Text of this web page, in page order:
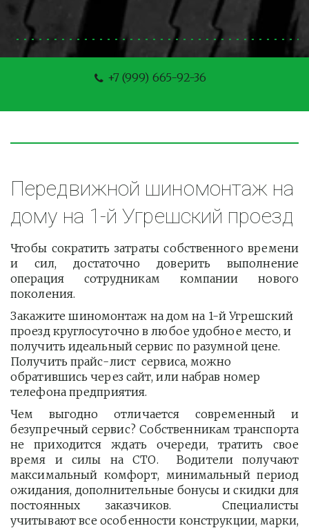
+7 (999) 665-92-36
Передвижной шиномонтаж на
дому на 1-й Угрешский проезд
Чтобы сократить затраты собственного времени
и сил, достаточно доверить выполнение
операция сотрудникам компании нового
поколения.
Закажите шиномонтаж на дом на 1-й Угрешский
проезд круглосуточно в любое удобное место, и
получить идеальный сервис по разумной цене.
Получить прайс-лист  сервиса, можно
обратившись через сайт, или набрав номер
телефона предприятия.
Чем выгодно отличается современный и
безупречный сервис? Собственникам транспорта
не приходится ждать очереди, тратить свое
время и силы на СТО. Водители получают
максимальный комфорт, минимальный период
ожидания, дополнительные бонусы и скидки для
постоянных заказчиков. Специалисты
учитывают все особенности конструкции, марки,